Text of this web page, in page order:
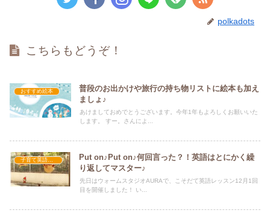
polkadots
こちらもどうぞ！
おすすめ絵本
普段のお出かけや旅行の持ち物リストに絵本も加え
ましょ♪
あけましておめでとうございます。今年1年もよろしくお願いいた
します。 すー。さんによ...
Put on♪Put on♪何回言った？！英語はとにかく繰
り返してマスター♪
先日はウォームスタジオAURAで、こそだて英語レッスン12月1回
目を開催しました！ い...